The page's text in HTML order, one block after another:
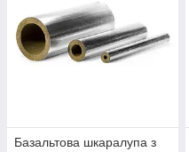
Базальтова шкаралупа з